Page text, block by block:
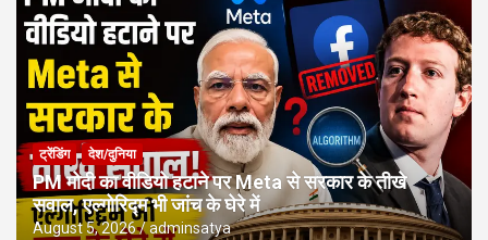
ट्रेंडिंग देश/दुनिया
PM मोदी का वीडियो हटाने पर Meta से सरकार के तीखे
सवाल, एल्गोरिद्म भी जांच के घेरे में
August 5, 2026 adminsatya